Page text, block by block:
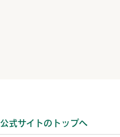
公式サイトのトップへ